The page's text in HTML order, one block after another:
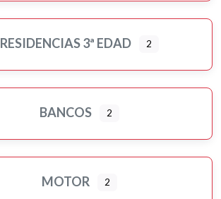
RESIDENCIAS 3ª EDAD 2
BANCOS 2
MOTOR 2